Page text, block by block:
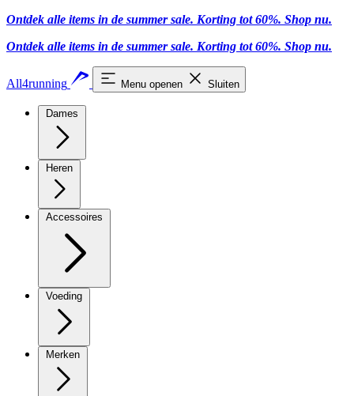
Ontdek alle items in de summer sale. Korting tot 60%. Shop nu.
Ontdek alle items in de summer sale. Korting tot 60%. Shop nu.
All4running Menu openen Sluiten
Dames
Heren
Accessoires
Voeding
Merken